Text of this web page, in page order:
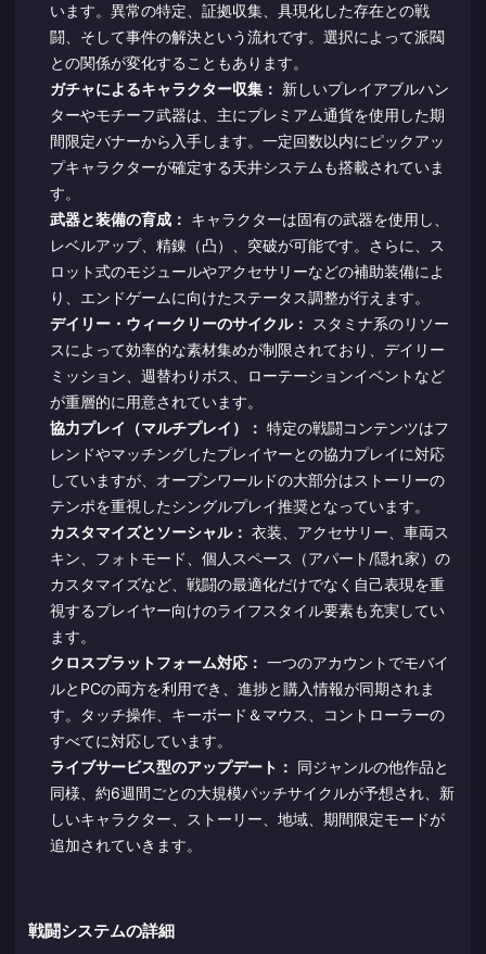
います。異常の特定、証拠収集、具現化した存在との戦
闘、そして事件の解決という流れです。選択によって派閥
との関係が変化することもあります。
ガチャによるキャラクター収集： 新しいプレイアブルハン
ターやモチーフ武器は、主にプレミアム通貨を使用した期
間限定バナーから入手します。一定回数以内にピックアッ
プキャラクターが確定する天井システムも搭載されていま
す。
武器と装備の育成： キャラクターは固有の武器を使用し、
レベルアップ、精錬（凸）、突破が可能です。さらに、ス
ロット式のモジュールやアクセサリーなどの補助装備によ
り、エンドゲームに向けたステータス調整が行えます。
デイリー・ウィークリーのサイクル：
スタミナ系のリソー
スによって効率的な素材集めが制限されており、デイリー
ミッション、週替わりボス、ローテーションイベントなど
が重層的に用意されています。
協力プレイ（マルチプレイ）： 特定の戦闘コンテンツはフ
レンドやマッチングしたプレイヤーとの協力プレイに対応
していますが、オープンワールドの大部分はストーリーの
テンポを重視したシングルプレイ推奨となっています。
カスタマイズとソーシャル： 衣装、アクセサリー、車両ス
キン、フォトモード、個人スペース（アパート/隠れ家）の
カスタマイズなど、戦闘の最適化だけでなく自己表現を重
視するプレイヤー向けのライフスタイル要素も充実してい
ます。
クロスプラットフォーム対応： 一つのアカウントでモバイ
ルとPCの両方を利用でき、進捗と購入情報が同期されま
す。タッチ操作、キーボード＆マウス、コントローラーの
すべてに対応しています。
ライブサービス型のアップデート： 同ジャンルの他作品と
同様、約6週間ごとの大規模パッチサイクルが予想され、新
しいキャラクター、ストーリー、地域、期間限定モードが
追加されていきます。
戦闘システムの詳細